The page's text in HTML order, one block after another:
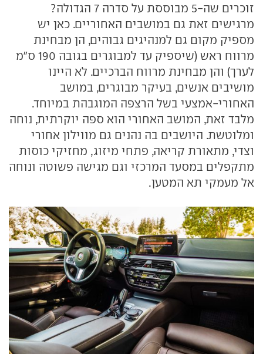
זוכרים שה-5 מבוססת על סדרה 7 הגדולה?
מרגישים זאת גם במושבים האחוריים. כאן יש
מספיק מקום גם למנהיגים גבוהים, הן מבחינת
מרווח ראש (שיספיק עד למבוגרים בגובה 190 ס"מ
לערך) והן מבחינת מרווח הברכיים. לא היינו
מושיבים אנשים, בעיקר מבוגרים, במושב
האחורי-אמצעי בשל הרצפה המוגבהת במיוחד.
מלבד זאת, המושב האחורי הוא ספה יוקרתית, נוחה
ומלוטשת. היושבים בה נהנים גם מווילון אחורי
וצדי, מתאורת קריאה, פתחי מיזוג, מחזיקי כוסות
מתקפלים במסעד המרכזי וגם מגישה פשוטה ונוחה
אל מעמקי תא המטען.